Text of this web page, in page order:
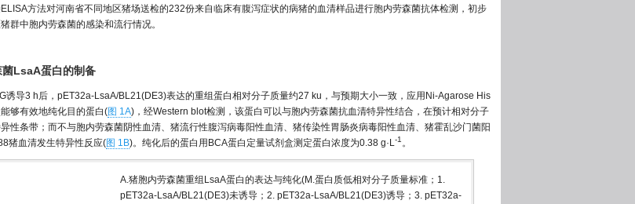
方法对河南省不同地区猪场送检的232份来自临床有腹泻症状的病猪的血清样品进行胞内劳森菌抗体检测，初步
群中胞内劳森菌的感染和流行情况。
LsaA蛋白的制备
诱导3 h后，pET32a-LsaA/BL21(DE3)表达的重组蛋白相对分子质量约27 ku，与预期大小一致，应用Ni-Agarose His
够有效地纯化目的蛋白(图 1A)，经Western blot检测，该蛋白可以与胞内劳森菌抗血清特异性结合，在预计相对分子
性条带；而不与胞内劳森菌阴性血清、猪流行性腹泻病毒阳性血清、猪传染性胃肠炎病毒阳性血清、猪霍乱沙门菌阳
猪血清发生特异性反应(图 1B)。纯化后的蛋白用BCA蛋白定量试剂盒测定蛋白浓度为0.38 g·L-1。
A.猪胞内劳森菌重组LsaA蛋白的表达与纯化(M.蛋白质低相对分子质量标准；1.
pET32a-LsaA/BL21(DE3)未诱导；2. pET32a-LsaA/BL21(DE3)诱导；3. pET32a-